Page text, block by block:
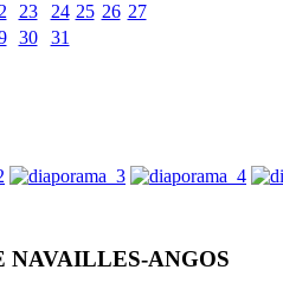
23 24 25 26 27
30 31
NAVAILLES-ANGOS